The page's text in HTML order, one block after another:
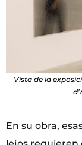
Vista de la
En su obra,